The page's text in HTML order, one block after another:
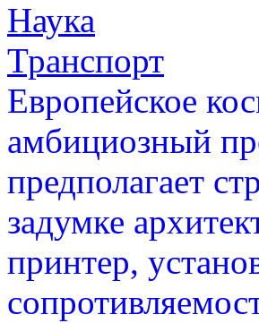
Наука
Транспорт
Европейское
амбициозный
предполагает
задумке
принтер,